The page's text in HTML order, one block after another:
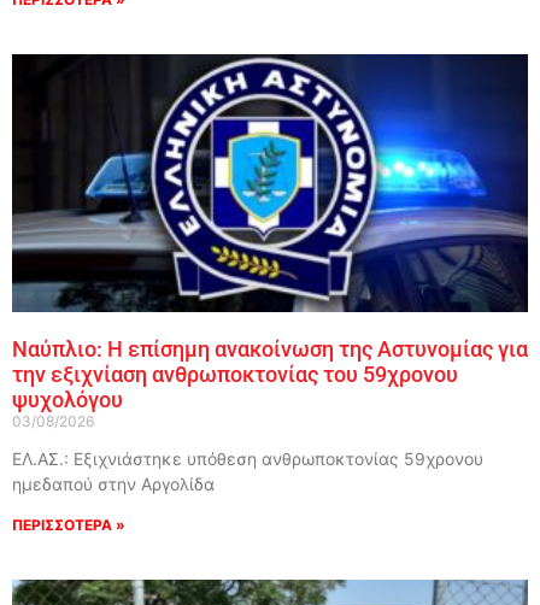
Ναύπλιο: Η επίσημη ανακοίνωση της Αστυνομίας για
την εξιχνίαση ανθρωποκτονίας του 59χρονου
ψυχολόγου
03/08/2026
ΕΛ.ΑΣ.: Εξιχνιάστηκε υπόθεση ανθρωποκτονίας 59χρονου
ημεδαπού στην Αργολίδα
ΠΕΡΙΣΣΟΤΕΡΑ »